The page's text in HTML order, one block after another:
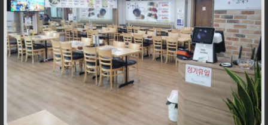
식품
010-9528-3759
구월로276번길 17
식품
032-468-6024
구월로276번길 29